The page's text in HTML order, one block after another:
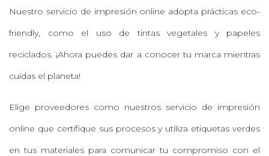
Nuestro servicio de impresión online adopta prácticas eco-
friendly, como el uso de tintas vegetales y papeles
reciclados. ¡Ahora puedes dar a conocer tu marca mientras
cuidas el planeta!
Elige proveedores como nuestros servicio de impresión
online que certifique sus procesos y utiliza etiquetas verdes
en tus materiales para comunicar tu compromiso con el